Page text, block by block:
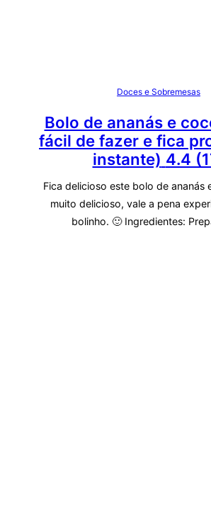
Doces e Sobremesas
Bolo de ananás e
fácil de fazer e fica
instante) 4.4
Fica delicioso este bolo de ananás
muito delicioso, vale a pena
bolinho. 🙂 Ingredientes: